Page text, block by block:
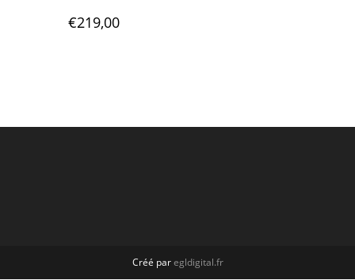
€219,00
Créé paregldigital.fr